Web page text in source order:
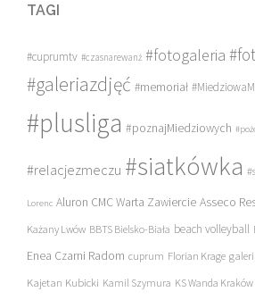
TAGI
#cuprumtv #czasnarewanż #fotogaleria
#galeriazdjęć #memoriał
#plusliga #poznajMiedziowych
#relacjezmeczu #siatkówka
Lorenc Aluron CMC Warta Zawiercie Asseco
Każany Lwów BBTS Bielsko-Biała beach volleyball
Enea Czarni Radom cuprum Florian Krage
Kajetan Kubicki Kamil Szymura KS Wanda Kraków